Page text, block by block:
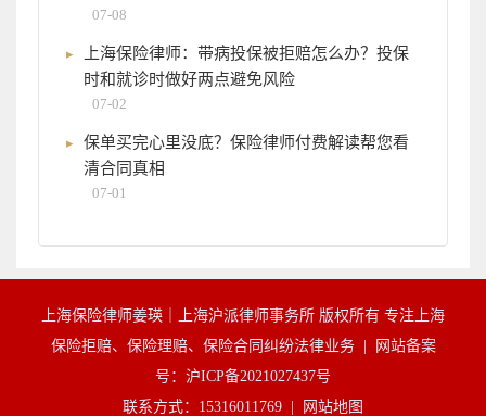
07-08
上海保险律师：带病投保被拒赔怎么办？投保
时和就诊时做好两点避免风险
07-02
保单买完心里没底？保险律师付费解读帮您看
清合同真相
07-01
上海保险律师姜瑛｜上海沪派律师事务所 版权所有 专注上海
保险拒赔、保险理赔、保险合同纠纷法律业务 |
网站备案
号：沪ICP备2021027437号
联系方式：15316011769 |
网站地图